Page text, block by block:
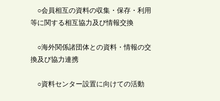
○会員相互の資料の収集・保存・利用
等に関する相互協力及び情報交換
○海外関係諸団体との資料・情報の交
換及び協力連携
○資料センター設置に向けての活動